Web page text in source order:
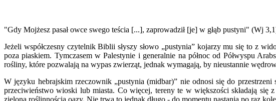
"Gdy Mojżesz pasał owce swego teścia [...], zaprowadził [je] w głąb pustyni" (Wj
Jeżeli współczesny czytelnik Biblii słyszy słowo „pustynia” kojarzy mu się to z
poza piaskiem. Tymczasem w Palestynie i generalnie na północ od Półwyspu
rośliny, które pozwalają na wypas zwierząt, jednak wymagają, by nieustannie
W języku hebrajskim rzeczownik „pustynia (midbar)” nie odnosi się do
przeciwieństwo wioski lub miasta. Co więcej, tereny te w większości składają